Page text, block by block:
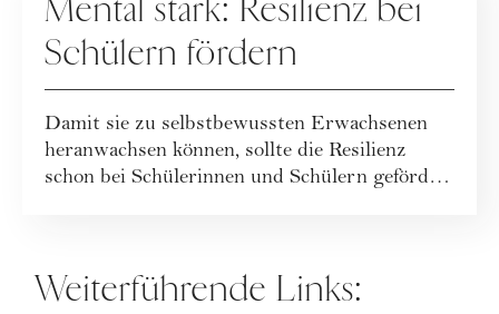
Mental stark: Resilienz bei
Schülern fördern
Damit sie zu selbstbewussten Erwachsenen
heranwachsen können, sollte die Resilienz
schon bei Schülerinnen und Schülern gefördert
Weiterführende Links: